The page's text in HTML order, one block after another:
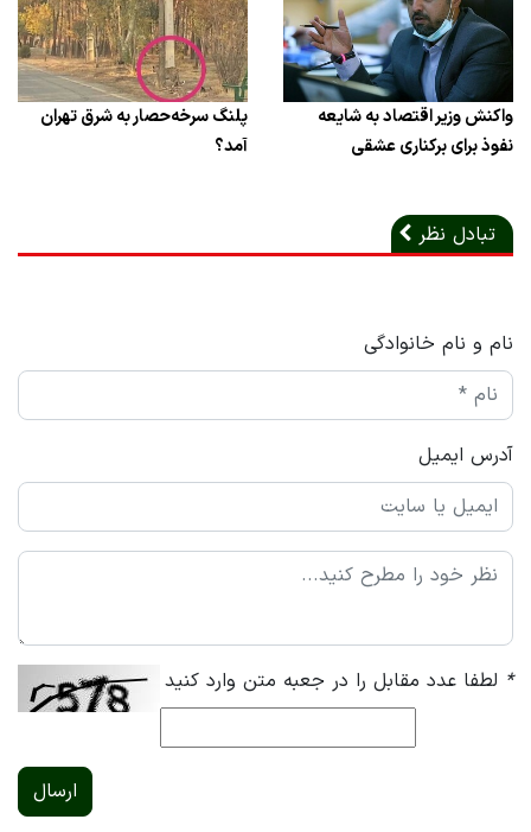
واکنش وزیر اقتصاد به شایعه
نفوذ برای برکناری عشقی
پلنگ سرخه‌حصار به شرق تهران
آمد؟
تبادل نظر
نام و نام خانوادگی
آدرس ایمیل
* لطفا عدد مقابل را در جعبه متن وارد کنید
ارسال